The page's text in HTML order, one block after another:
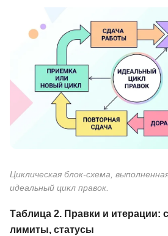
Циклическая блок-схема,
идеальный цикл правок.
Таблица 2. Правки и итерации:
лимиты, статусы